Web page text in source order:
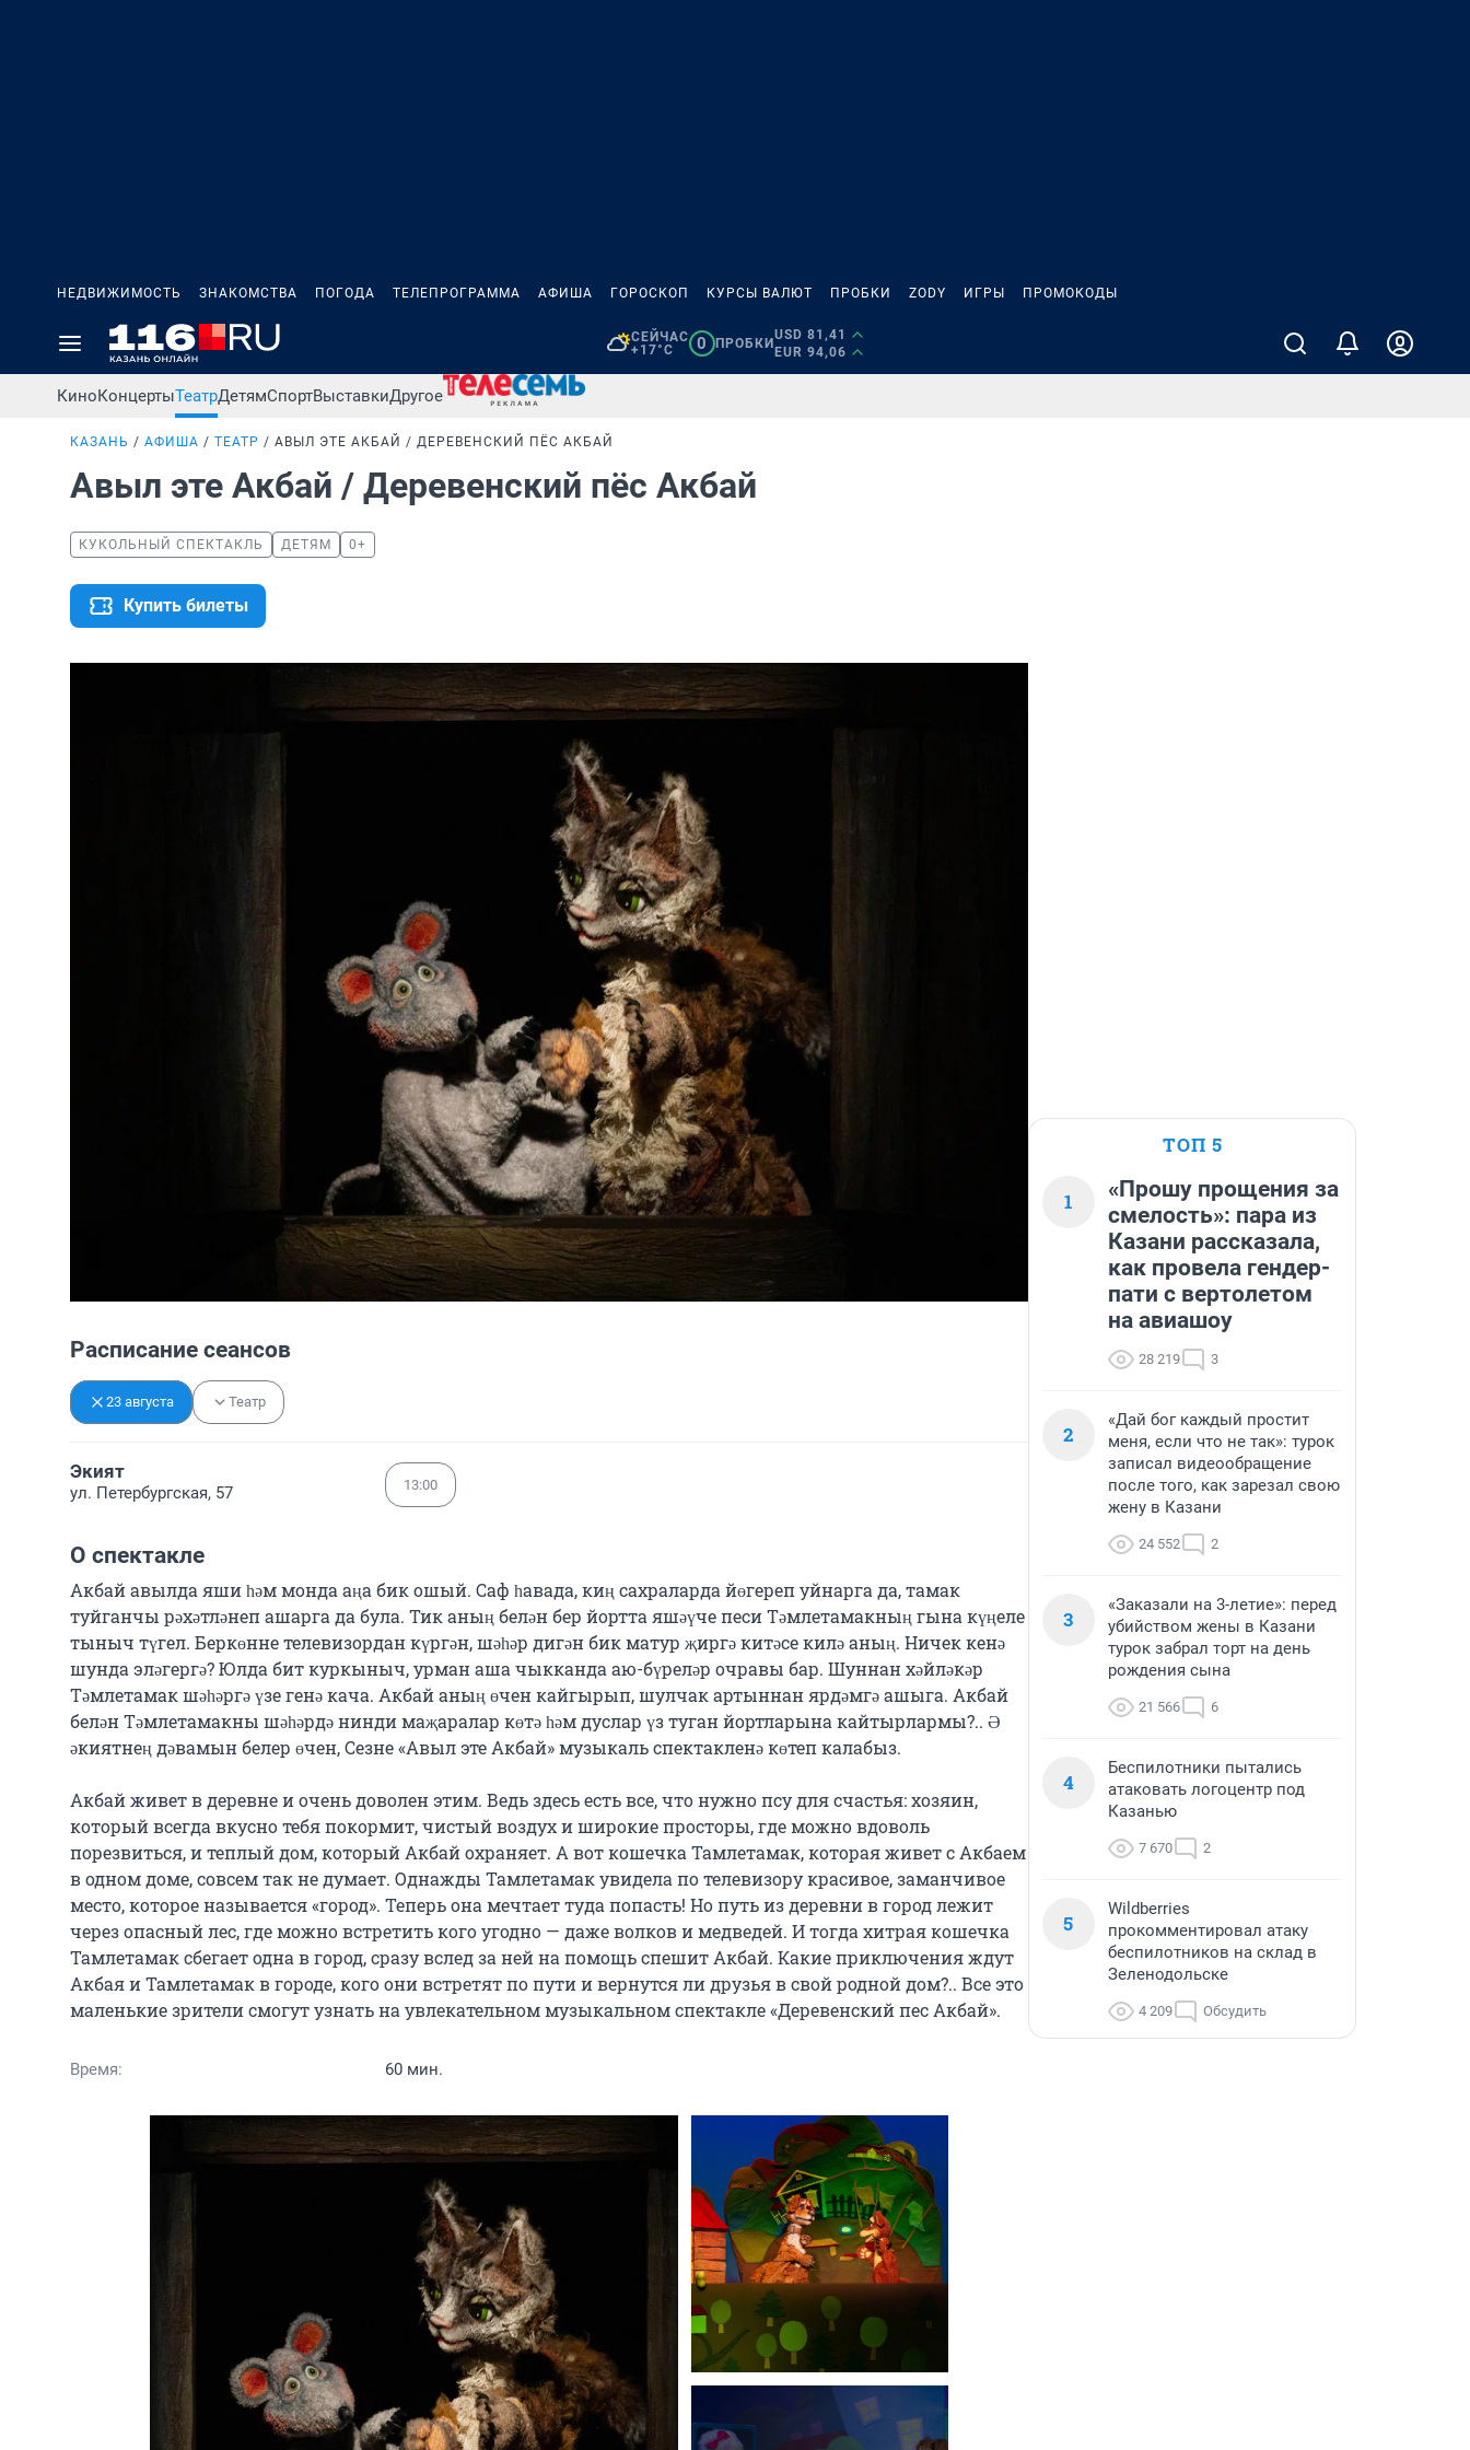
НЕДВИЖИМОСТЬ ЗНАКОМСТВА ПОГОДА ТЕЛЕПРОГРАММА АФИША ГОРОСКОП КУРСЫ ВАЛЮТ ПРОБКИ ZODY ИГРЫ ПРОМОКОДЫ
СЕЙЧАС
+17°C
0 ПРОБКИ
USD 81,41
EUR 94,06
КиноКонцертыТеатрДетямСпортВыставкиДругое
КАЗАНЬ АФИША ТЕАТР АВЫЛ ЭТЕ АКБАЙ / ДЕРЕВЕНСКИЙ ПЁС АКБАЙ
Авыл эте Акбай / Деревенский пёс Акбай
КУКОЛЬНЫЙ СПЕКТАКЛЬ ДЕТЯМ 0+
Купить билеты
Расписание сеансов
23 августа Театр
Экият
ул. Петербургская, 57 13:00
О спектакле
Акбай авылда яши һәм монда аңа бик ошый. Саф һавада, киң сахраларда йөгереп уйнарга да, тамак
туйганчы рәхәтләнеп ашарга да була. Тик аның белән бер йортта яшәүче песи Тәмлетамакның гына күңеле
тыныч түгел. Беркөнне телевизордан күргән, шәһәр дигән бик матур җиргә китәсе килә аның. Ничек кенә
шунда эләгергә? Юлда бит куркыныч, урман аша чыкканда аю-бүреләр очравы бар. Шуннан хәйләкәр
Тәмлетамак шәһәргә үзе генә кача. Акбай аның өчен кайгырып, шулчак артыннан ярдәмгә ашыга. Акбай
белән Тәмлетамакны шәһәрдә нинди маҗаралар көтә һәм дуслар үз туган йортларына кайтырлармы?.. Ә
әкиятнең дәвамын белер өчен, Сезне «Авыл эте Акбай» музыкаль спектакленә көтеп калабыз.
Акбай живет в деревне и очень доволен этим. Ведь здесь есть все, что нужно псу для счастья: хозяин,
который всегда вкусно тебя покормит, чистый воздух и широкие просторы, где можно вдоволь
порезвиться, и теплый дом, который Акбай охраняет. А вот кошечка Тамлетамак, которая живет с Акбаем
в одном доме, совсем так не думает. Однажды Тамлетамак увидела по телевизору красивое, заманчивое
место, которое называется «город». Теперь она мечтает туда попасть! Но путь из деревни в город лежит
через опасный лес, где можно встретить кого угодно — даже волков и медведей. И тогда хитрая кошечка
Тамлетамак сбегает одна в город, сразу вслед за ней на помощь спешит Акбай. Какие приключения ждут
Акбая и Тамлетамак в городе, кого они встретят по пути и вернутся ли друзья в свой родной дом?.. Все это
маленькие зрители смогут узнать на увлекательном музыкальном спектакле «Деревенский пес Акбай».
Время: 60 мин.
ТОП 5
1
«Прошу прощения за
смелость»: пара из
Казани рассказала,
как провела гендер-
пати с вертолетом
на авиашоу
28 219 3
2
«Дай бог каждый простит
меня, если что не так»: турок
записал видеообращение
после того, как зарезал свою
жену в Казани
24 552 2
3
«Заказали на 3-летие»: перед
убийством жены в Казани
турок забрал торт на день
рождения сына
21 566 6
4
Беспилотники пытались
атаковать логоцентр под
Казанью
7 670 2
5
Wildberries
прокомментировал атаку
беспилотников на склад в
Зеленодольске
4 209 Обсудить